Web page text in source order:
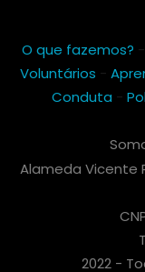
O que fazemos? -
Voluntários -
Conduta -
Alameda Vicente
2022 -